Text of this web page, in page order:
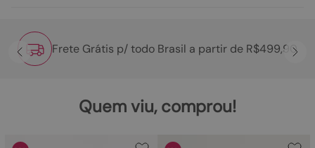
Frete Grátis p/ todo Brasil a partir de R$499,90
Quem viu, comprou!